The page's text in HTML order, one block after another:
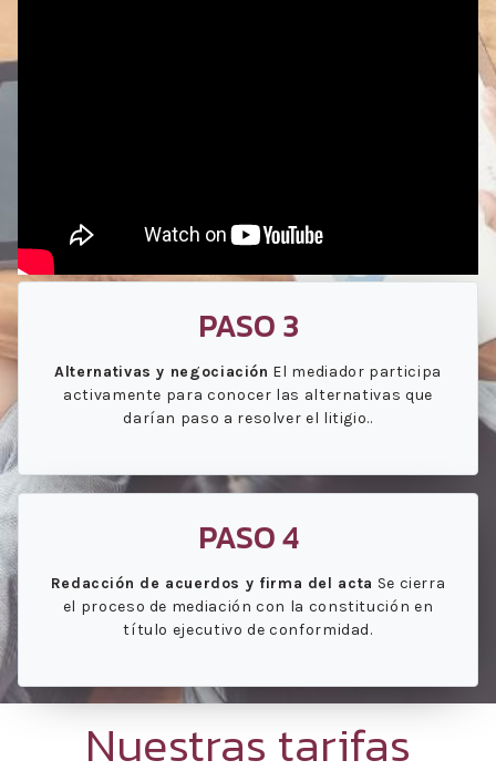
PASO 3
Alternativas y negociación El mediador participa
activamente para conocer las alternativas que
darían paso a resolver el litigio..
PASO 4
Redacción de acuerdos y firma del acta Se cierra
el proceso de mediación con la constitución en
título ejecutivo de conformidad.
Nuestras tarifas